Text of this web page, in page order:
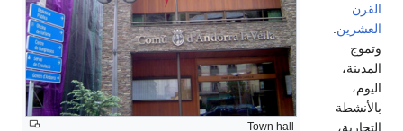
Town hall
القرن
العشرين
وتموج
المدينة،
اليوم،
بالأنشطة
التجارية،